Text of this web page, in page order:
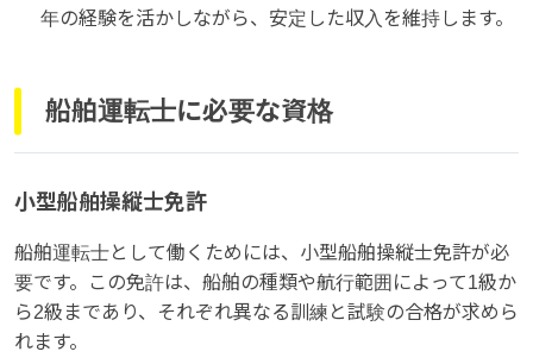
年の経験を活かしながら、安定した収入を維持します。
船舶運転士に必要な資格
小型船舶操縦士免許
船舶運転士として働くためには、小型船舶操縦士免許が必
要です。この免許は、船舶の種類や航行範囲によって1級か
ら2級まであり、それぞれ異なる訓練と試験の合格が求めら
れます。